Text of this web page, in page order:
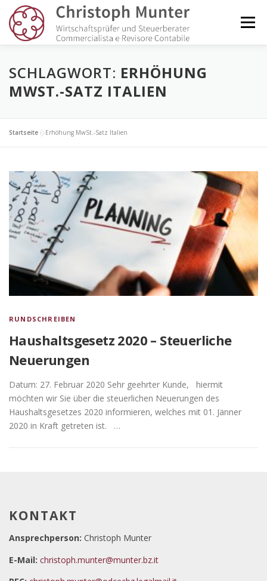
Zum
Inhalt
springen
Menü
KANZLEI DIENSTLEISTUNGEN NEWS
SCHLAGWORT: ERHÖHUNG
MWST.-SATZ ITALIEN
Startseite »Erhöhung MwSt.-Satz Italien
RUNDSCHREIBEN
Haushaltsgesetz 2020 – Steuerliche
Neuerungen
Datum: 27. Februar 2020 Sehr geehrter Kunde, hiermit
möchten wir Sie über die steuerlichen Neuerungen des
Haushaltsgesetzes 2020 informieren, welches mit 01. Jänner
2020 in Kraft getreten ist. …
KONTAKT
Ansprechperson: Christoph Munter
E-Mail: christoph.munter@munter.bz.it